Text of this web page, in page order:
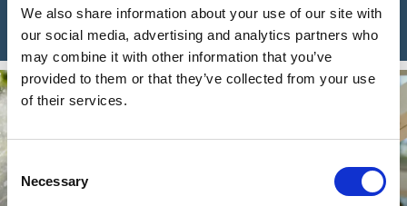
We also share information about your use of our site with
our social media, advertising and analytics partners who
may combine it with other information that you’ve
provided to them or that they’ve collected from your use
of their services.
Selection
Necessary
/Patricija, Wanderlista Reisblog